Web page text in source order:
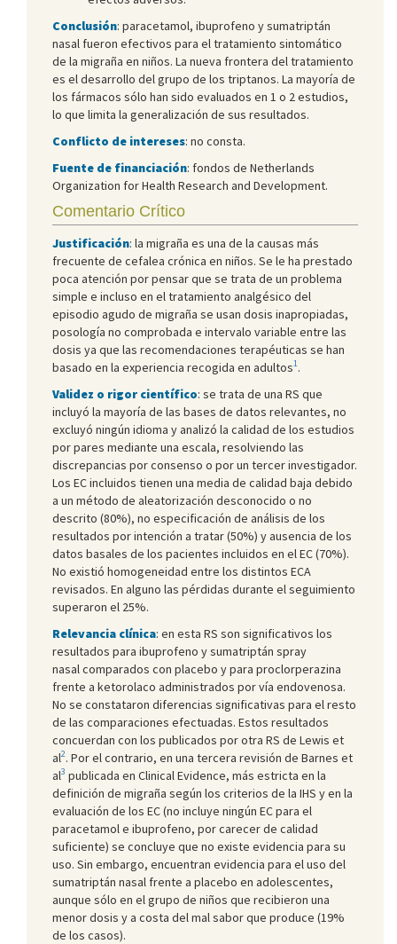
Conclusión: paracetamol, ibuprofeno y sumatriptán
nasal fueron efectivos para el tratamiento sintomático
de la migraña en niños. La nueva frontera del tratamiento
es el desarrollo del grupo de los triptanos. La mayoría de
los fármacos sólo han sido evaluados en 1 o 2 estudios,
lo que limita la generalización de sus resultados.
Conflicto de intereses: no consta.
Fuente de financiación: fondos de Netherlands
Organization for Health Research and Development.
Comentario Crítico
Justificación: la migraña es una de la causas más
frecuente de cefalea crónica en niños. Se le ha prestado
poca atención por pensar que se trata de un problema
simple e incluso en el tratamiento analgésico del
episodio agudo de migraña se usan dosis inapropiadas,
posología no comprobada e intervalo variable entre las
dosis ya que las recomendaciones terapéuticas se han
basado en la experiencia recogida en adultos1.
Validez o rigor científico: se trata de una RS que
incluyó la mayoría de las bases de datos relevantes, no
excluyó ningún idioma y analizó la calidad de los estudios
por pares mediante una escala, resolviendo las
discrepancias por consenso o por un tercer investigador.
Los EC incluidos tienen una media de calidad baja debido
a un método de aleatorización desconocido o no
descrito (80%), no especificación de análisis de los
resultados por intención a tratar (50%) y ausencia de los
datos basales de los pacientes incluidos en el EC (70%).
No existió homogeneidad entre los distintos ECA
revisados. En alguno las pérdidas durante el seguimiento
superaron el 25%.
Relevancia clínica: en esta RS son significativos los
resultados para ibuprofeno y sumatriptán spray
nasal comparados con placebo y para proclorperazina
frente a ketorolaco administrados por vía endovenosa.
No se constataron diferencias significativas para el resto
de las comparaciones efectuadas. Estos resultados
concuerdan con los publicados por otra RS de Lewis et
al2. Por el contrario, en una tercera revisión de Barnes et
al3 publicada en Clinical Evidence, más estricta en la
definición de migraña según los criterios de la IHS y en la
evaluación de los EC (no incluye ningún EC para el
paracetamol e ibuprofeno, por carecer de calidad
suficiente) se concluye que no existe evidencia para su
uso. Sin embargo, encuentran evidencia para el uso del
sumatriptán nasal frente a placebo en adolescentes,
aunque sólo en el grupo de niños que recibieron una
menor dosis y a costa del mal sabor que produce (19%
de los casos).